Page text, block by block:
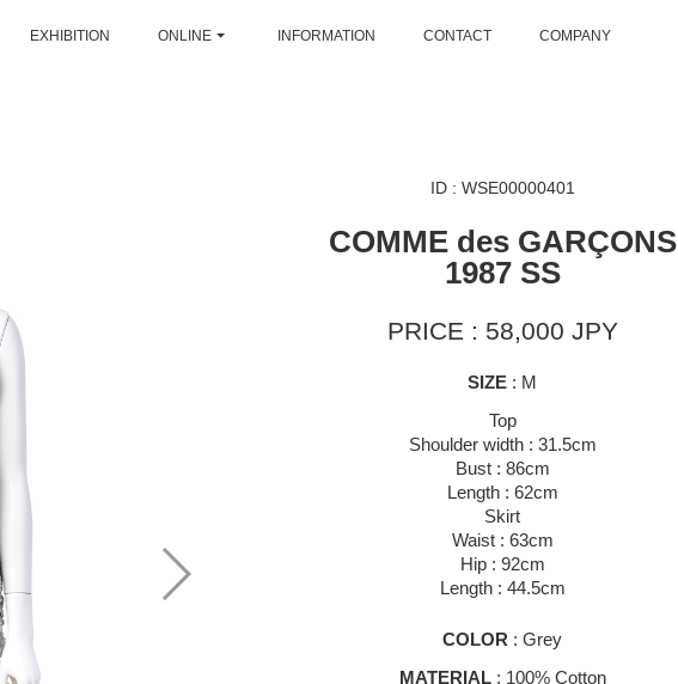
EXHIBITION ONLINE INFORMATION CONTACT COMPANY
ID : WSE00000401
COMME des GARÇONS
1987 SS
PRICE : 58,000 JPY
SIZE : M
Top
Shoulder width : 31.5cm
Bust : 86cm
Length : 62cm
Skirt
Waist : 63cm
Hip : 92cm
Length : 44.5cm
COLOR : Grey
MATERIAL: 100% Cotton